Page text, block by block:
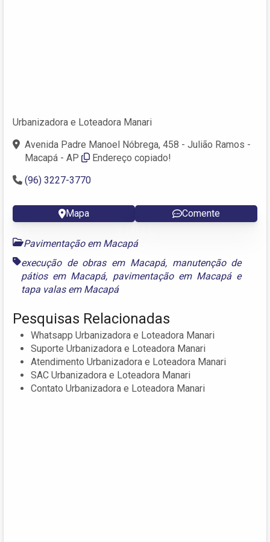
Urbanizadora e Loteadora Manari
Avenida Padre Manoel Nóbrega, 458 - Julião Ramos -
Macapá - AP
Endereço copiado!
(96) 3227-3770
Mapa Comente
Pavimentação em Macapá
execução de obras em Macapá, manutenção de
pátios em Macapá, pavimentação em Macapáe
tapa valas em Macapá
Pesquisas Relacionadas
Whatsapp Urbanizadora e Loteadora Manari
Suporte Urbanizadora e Loteadora Manari
Atendimento Urbanizadora e Loteadora Manari
SAC Urbanizadora e Loteadora Manari
Contato Urbanizadora e Loteadora Manari